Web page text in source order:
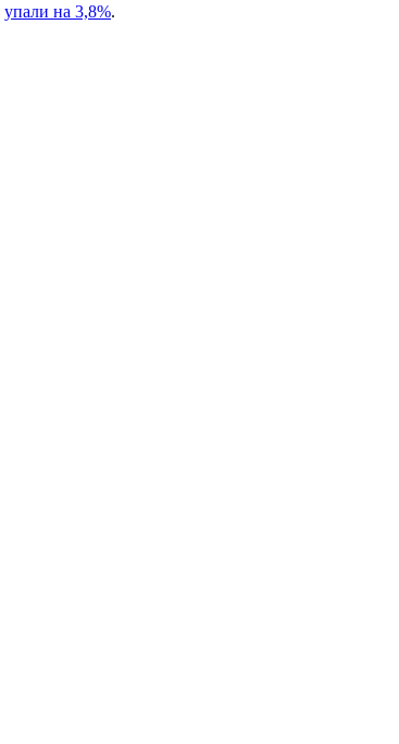
упали на 3,8%.